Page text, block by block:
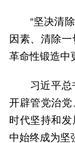
“坚决清
因素、清除
革命性锻造中
习近平
开辟管党治
时代坚持和
中始终成为坚